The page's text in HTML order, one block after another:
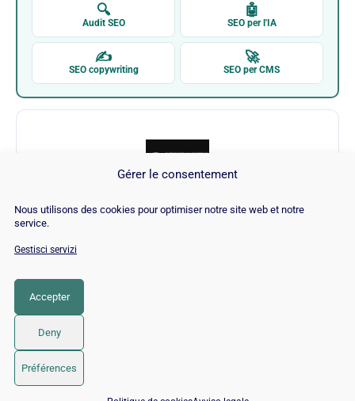
Gérer le consentement
Nous utilisons des cookies pour optimiser notre site web et notre
service.
Gestisci servizi
Accepter
Deny
Préférences
🔍
Audit SEO
🤖
SEO per l'IA
✍
SEO copywriting
🚀
SEO per CMS
Internet Marketing Ninjas
CATEGORIA
© 2026 Twaino
📅 Prenota 15 min con un esperto SEO / GEO